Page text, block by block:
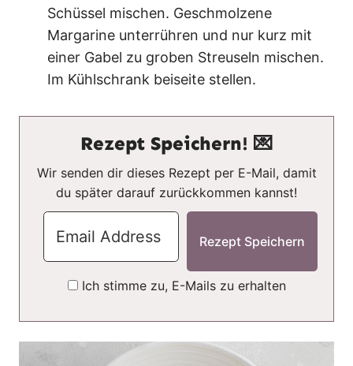
Schüssel mischen. Geschmolzene
Margarine unterrühren und nur kurz mit
einer Gabel zu groben Streuseln mischen.
Im Kühlschrank beiseite stellen.
Rezept Speichern! 💌
Wir senden dir dieses Rezept per E-Mail, damit
du später darauf zurückkommen kannst!
Ich stimme zu, E-Mails zu erhalten